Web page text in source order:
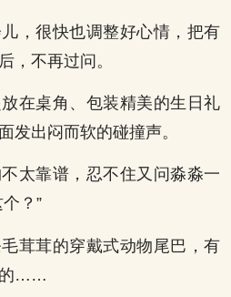
，很快也调整好心情，把有
，不再过问。
在桌角、包装精美的生日礼
发出闷而软的碰撞声。
太靠谱，忍不住又问淼淼一
？”
茸茸的穿戴式动物尾巴，有
的……